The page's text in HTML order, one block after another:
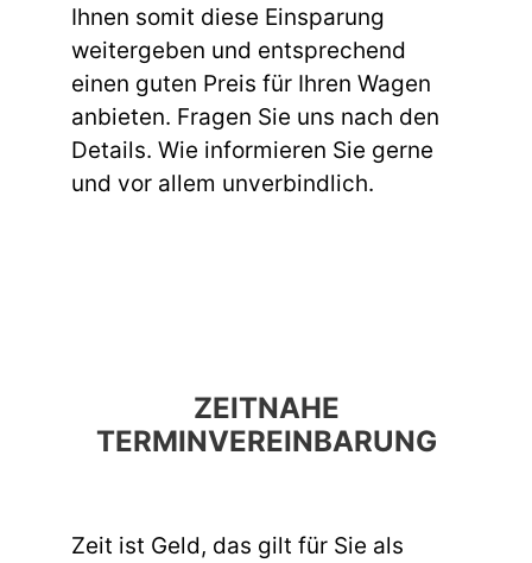
Ihnen somit diese Einsparung
weitergeben und entsprechend
einen guten Preis für Ihren Wagen
anbieten. Fragen Sie uns nach den
Details. Wie informieren Sie gerne
und vor allem unverbindlich.
ZEITNAHE
TERMINVEREINBARUNG
Zeit ist Geld, das gilt für Sie als